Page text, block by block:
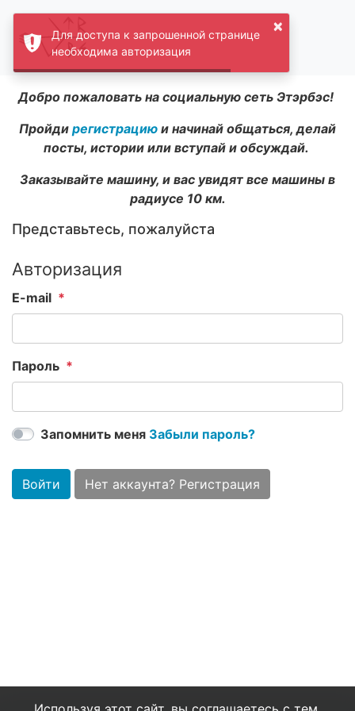
Добро пожаловать на социальную сеть Этэрбэс!
Пройди регистрацию и начинай общаться, делай
посты, истории или вступай и обсуждай.
Заказывайте машину, и вас увидят все машины в
радиусе 10 км.
Представьтесь, пожалуйста
Авторизация
E-mail
Пароль
Запомнить меня Забыли пароль?
Войти Нет аккаунта? Регистрация
×
Для доступа к запрошенной странице
необходима авторизация